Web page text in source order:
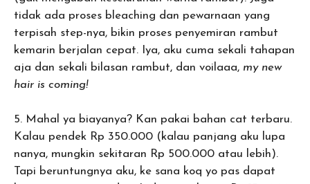
tidak ada proses bleaching dan pewarnaan yang
terpisah step-nya, bikin proses penyemiran rambut
kemarin berjalan cepat. Iya, aku cuma sekali tahapan
aja dan sekali bilasan rambut, dan voilaaa, my new
hair is coming!
5. Mahal ya biayanya? Kan pakai bahan cat terbaru.
Kalau pendek Rp 350.000 (kalau panjang aku lupa
nanya, mungkin sekitaran Rp 500.000 atau lebih).
Tapi beruntungnya aku, ke sana koq yo pas dapat